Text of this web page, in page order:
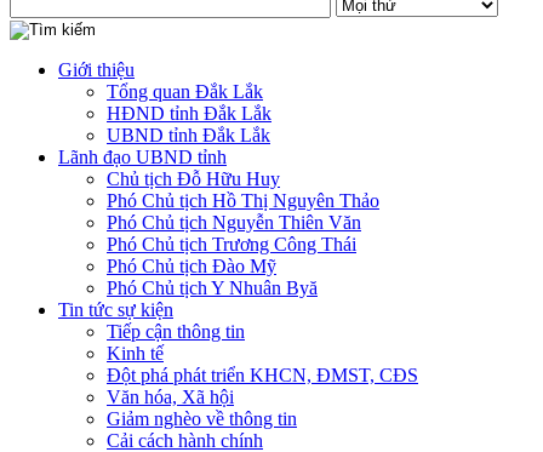
Giới thiệu
Tổng quan Đắk Lắk
HĐND tỉnh Đắk Lắk
UBND tỉnh Đắk Lắk
Lãnh đạo UBND tỉnh
Chủ tịch Đỗ Hữu Huy
Phó Chủ tịch Hồ Thị Nguyên Thảo
Phó Chủ tịch Nguyễn Thiên Văn
Phó Chủ tịch Trương Công Thái
Phó Chủ tịch Đào Mỹ
Phó Chủ tịch Y Nhuân Byă
Tin tức sự kiện
Tiếp cận thông tin
Kinh tế
Đột phá phát triển KHCN, ĐMST, CĐS
Văn hóa, Xã hội
Giảm nghèo về thông tin
Cải cách hành chính